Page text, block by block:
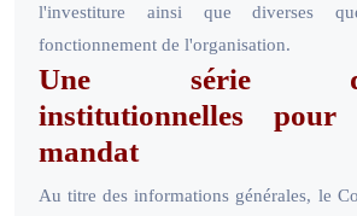
l'investiture ainsi que diverses
fonctionnement de l'organisation.
Une série
institutionnelles
mandat
Au titre des informations générales, le